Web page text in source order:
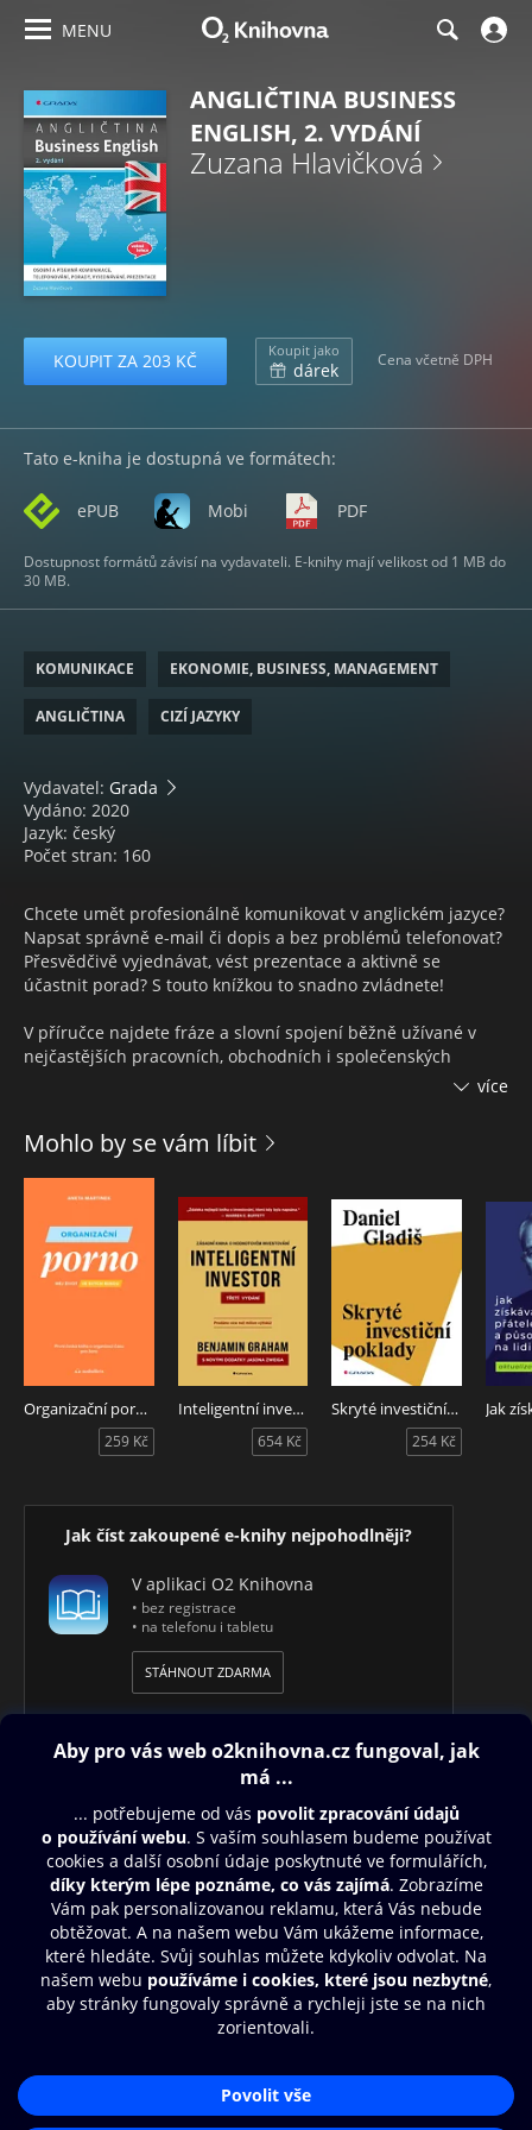
MENU
ANGLIČTINA BUSINESS
ENGLISH, 2. VYDÁNÍ
Zuzana Hlavičková
KOUPIT ZA 203 KČ Koupit jako
dárek Cena včetně DPH
Tato e-kniha je dostupná ve formátech:
ePUB Mobi PDF
Dostupnost formátů závisí na vydavateli. E-knihy mají velikost od 1 MB do
30 MB.
KOMUNIKACE EKONOMIE, BUSINESS, MANAGEMENT
ANGLIČTINA CIZÍ JAZYKY
Vydavatel: Grada
Vydáno: 2020
Jazyk: český
Počet stran: 160
Chcete umět profesionálně komunikovat v anglickém jazyce?
Napsat správně e-mail či dopis a bez problémů telefonovat?
Přesvědčivě vyjednávat, vést prezentace a aktivně se
účastnit porad? S touto knížkou to snadno zvládnete!
V příručce najdete fráze a slovní spojení běžně užívané v
nejčastějších pracovních, obchodních i společenských
přehlednost uspořádány do dvojjazyčných sloupečků a
doplněny užitečnými a jazykovými tipy a slovíčky.
Knížka je určena pro manažery, obchodníky, asistentky i
studenty, kteří potřebují zvládnout základy obchodní
komunikace, a je vhodná i jako doplňkový materiál v kurzech
obchodní angličtiny.
více
Mohlo by se vám líbit
Organizační porno
259 Kč
Inteligentní investor - Třetí vydání
654 Kč
Skryté investiční poklady
254 Kč
Jak číst zakoupené e-knihy nejpohodlněji?
V aplikaci O2 Knihovna
• bez registrace
• na telefonu i tabletu
STÁHNOUT ZDARMA
Obsah ke stažení
Moje O2 Knihovna
Další zábava
© O2 Czech Republic a.s.
Zásady zpracování osobních údajůAplikace O2 Knihovna